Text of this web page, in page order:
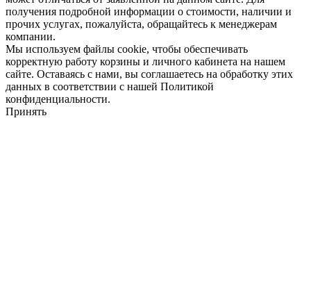
получения подробной информации о стоимости, наличии и
прочих услугах, пожалуйста, обращайтесь к менеджерам
компании.
Мы используем файлы cookie, чтобы обеспечивать
корректную работу корзины и личного кабинета на нашем
сайте. Оставаясь с нами, вы соглашаетесь на обработку этих
данных в соответствии с нашей Политикой
конфиденциальности.
Принять